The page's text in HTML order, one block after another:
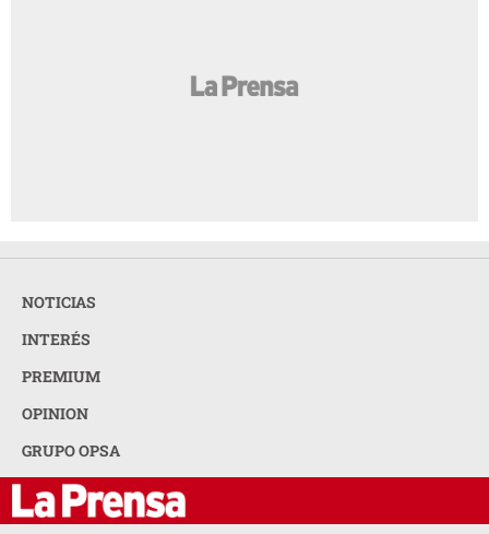
NOTICIAS
INTERÉS
PREMIUM
OPINION
GRUPO OPSA